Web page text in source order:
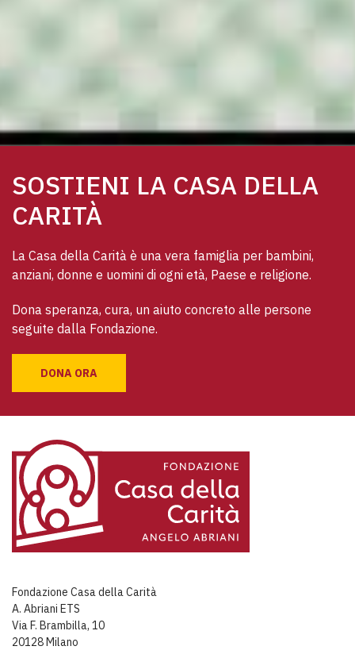
SOSTIENI LA CASA DELLA
CARITÀ
La Casa della Carità è una vera famiglia per bambini,
anziani, donne e uomini di ogni età, Paese e religione.
Dona speranza, cura, un aiuto concreto alle persone
seguite dalla Fondazione.
DONA ORA
Fondazione Casa della Carità
A. Abriani ETS
Via F. Brambilla, 10
20128 Milano